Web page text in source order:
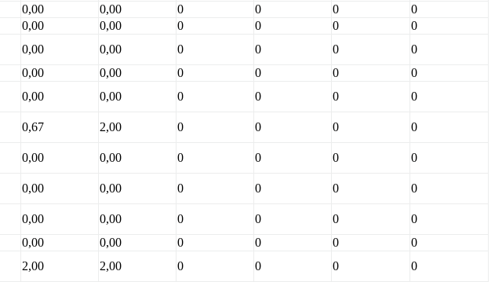
0,00 0,00 0 0 0
0
0,00 0,00 0 0 0
0
0,00 0,00 0 0 0
0
0,00 0,00 0 0 0
0
0,00 0,00 0 0 0
0
0,67 2,00 0 0 0
0
0,00 0,00 0 0 0
0
0,00 0,00 0 0 0
0
0,00 0,00 0 0 0
0
0,00 0,00 0 0 0
0
2,00 2,00 0 0 0
0